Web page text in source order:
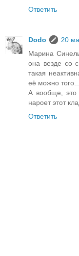
Ответить
Dodo
20
Марина
она везде со
такая
её можно
А вообще,
нароет этот
Ответить